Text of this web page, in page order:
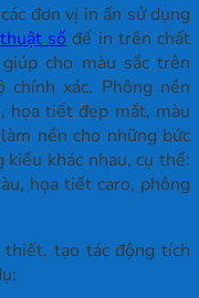
đơn vị in ấn sử dụng
số để in trên chất
cho màu sắc trên
xác. Phông nền
họa tiết đẹp mắt, màu
nền cho những bức
kiểu khác nhau, cụ thể:
họa tiết caro, phông
thiết, tạo tác động tích